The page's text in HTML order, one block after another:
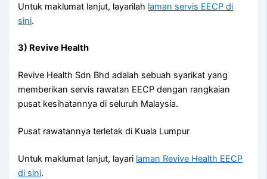
Untuk maklumat lanjut, layarilah laman servis EECP di
sini.
3) Revive Health
Revive Health Sdn Bhd adalah sebuah syarikat yang
memberikan servis rawatan EECP dengan rangkaian
pusat kesihatannya di seluruh Malaysia.
Pusat rawatannya terletak di Kuala Lumpur
Untuk maklumat lanjut, layari laman Revive Health EECP
di sini.